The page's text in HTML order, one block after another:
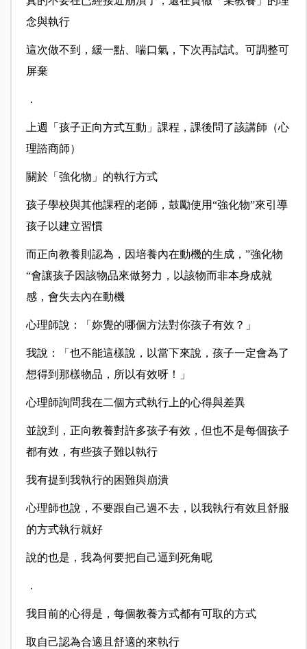
念與執行
這次做不到，緩一點、喘口氣，下次再試試。可調整可
屏棄
．
上週「孩子正向方式互動」課程，課後問了該講師（心
理諮商師）
關於「強化物」的執行方式
孩子學校與其他課程的老師，鼓勵使用“強化物”來引導
孩子以建立習慣
而正向教養則認為，因培養內在動機的生成，”強化物
“會讓孩子因該物品來做努力，以該物而非本身成就
感，會失去內在動機
心理師說：「妳覺的哪個方法對你孩子有效？」
我說：「也不能這樣說，以當下來說，孩子一定會為了
想得到那樣物品，所以有效呀！」
心理師詢問我在二個方式執行上的心得與差異
並說到，正向教養對許多孩子有效，但也不是每個孩子
都有效，有些孩子難以執行
我有提到我執行的困難與崩潰
心理師也說，不要跟自己過不去，以我執行有效且舒服
的方式執行就好
說的也是，我為何要把自己逼到死角呢
．
我目前的心得是，每個教養方式都有可取的方式
取自己認為合適且舒適的來執行